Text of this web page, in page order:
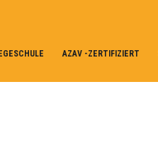
AZAV -ZERTIFIZIERT